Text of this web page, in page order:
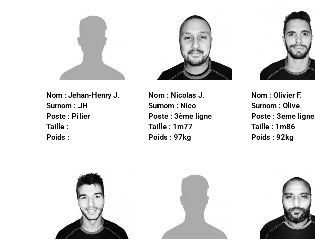
Nom : Jehan-Henry J.
Surnom : JH
Poste : Pilier
Taille :
Poids :
Nom : Nicolas J.
Surnom : Nico
Poste : 3ème ligne
Taille : 1m77
Poids : 97kg
Nom : Olivier F.
Surnom : Olive
Poste : 3eme ligne
Taille : 1m86
Poids : 92kg